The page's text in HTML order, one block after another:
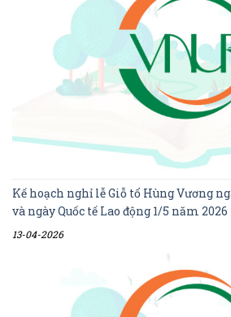
Kế hoạch nghỉ lễ Giỗ tổ Hùng Vương
và ngày Quốc tế Lao động 1/5 năm 2026
13-04-2026